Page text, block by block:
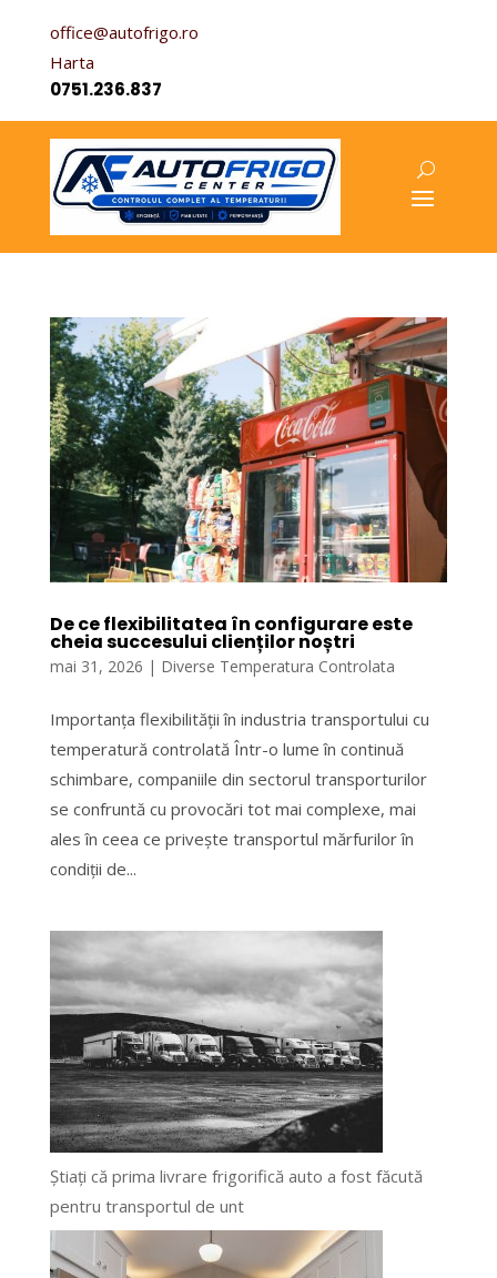
office@autofrigo.ro
Harta
0751.236.837
De ce flexibilitatea în configurare este
cheia succesului clienților noștri
mai 31, 2026 | Diverse Temperatura Controlata
Importanța flexibilității în industria transportului cu
temperatură controlată Într-o lume în continuă
schimbare, companiile din sectorul transporturilor
se confruntă cu provocări tot mai complexe, mai
ales în ceea ce privește transportul mărfurilor în
condiții de...
Știați că prima livrare frigorifică auto a fost făcută
pentru transportul de unt